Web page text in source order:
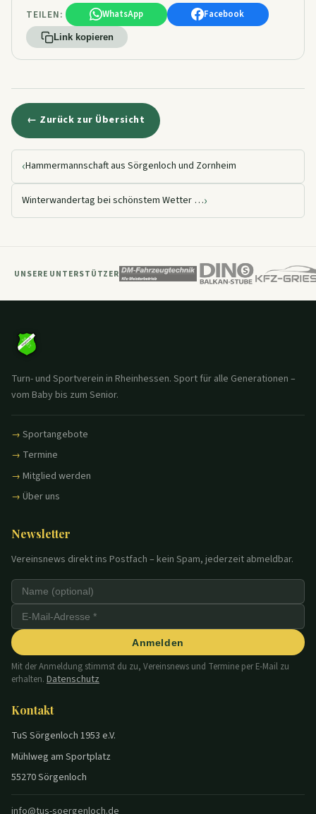
TEILEN: WhatsApp Facebook
Link kopieren
← Zurück zur Übersicht
‹Hammermannschaft aus Sörgenloch und Zornheim
Winterwandertag bei schönstem Wetter …›
UNSERE UNTERSTÜTZER
Turn- und Sportverein in Rheinhessen. Sport für alle Generationen –
vom Baby bis zum Senior.
Sportangebote
Termine
Mitglied werden
Über uns
Newsletter
Vereinsnews direkt ins Postfach – kein Spam, jederzeit abmeldbar.
Anmelden
Mit der Anmeldung stimmst du zu, Vereinsnews und Termine per E-Mail zu
erhalten. Datenschutz
Kontakt
TuS Sörgenloch 1953 e.V.
Mühlweg am Sportplatz
55270 Sörgenloch